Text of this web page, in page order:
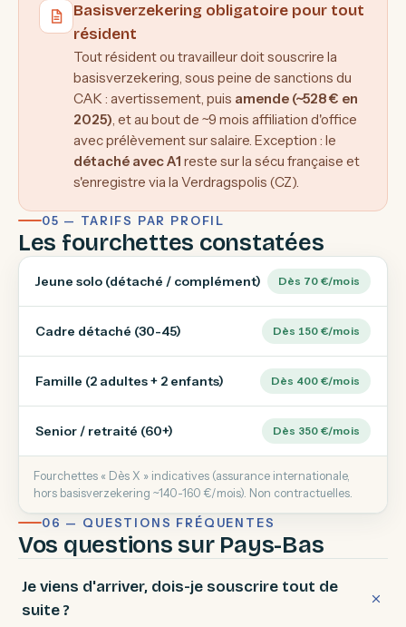
Basisverzekering obligatoire pour tout
résident
Tout résident ou travailleur doit souscrire la
basisverzekering, sous peine de sanctions du
CAK : avertissement, puis amende (~528 € en
2025), et au bout de ~9 mois affiliation d'office
avec prélèvement sur salaire. Exception : le
détaché avec A1 reste sur la sécu française et
s'enregistre via la Verdragspolis (CZ).
05 — TARIFS PAR PROFIL
Les fourchettes constatées
Jeune solo (détaché / complément) Dès 70 €/mois
Cadre détaché (30-45) Dès 150 €/mois
Famille (2 adultes + 2 enfants) Dès 400 €/mois
Senior / retraité (60+) Dès 350 €/mois
Fourchettes « Dès X » indicatives (assurance internationale,
hors basisverzekering ~140-160 €/mois). Non contractuelles.
06 — QUESTIONS FRÉQUENTES
Vos questions sur Pays-Bas
Je viens d'arriver, dois-je souscrire tout de
suite ?